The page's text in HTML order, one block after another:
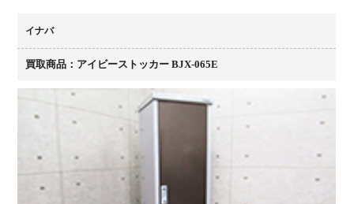
イナバ
買取商品：アイビーストッカー BJX-065E